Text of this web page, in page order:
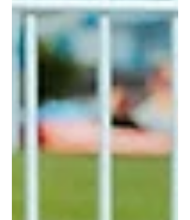
חשוב לדעת? ואיך לגרום לגרביים להיות גם
פונקציונליים וגם יפים? בואו נדבר על זה.
גרביים לספורט חורפי: למה זה כל כך
חשוב? כשאנחנו מתאמנים בתנאי קור, י